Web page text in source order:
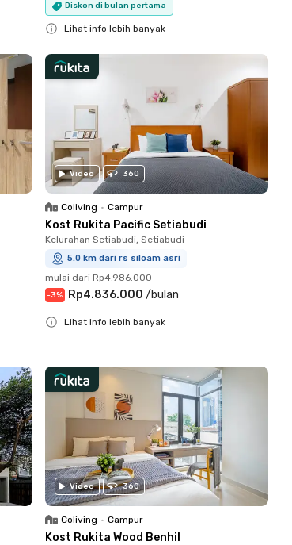
Diskon di bulan pertama
Lihat info lebih banyak
Video 360
Coliving • Campur
Kost Rukita Pacific Setiabudi
Kelurahan Setiabudi, Setiabudi
5.0 km dari rs siloam asri
mulai dari Rp4.986.000
-3% Rp4.836.000 /bulan
Lihat info lebih banyak
Video 360
Coliving • Campur
Kost Rukita Wood Benhil